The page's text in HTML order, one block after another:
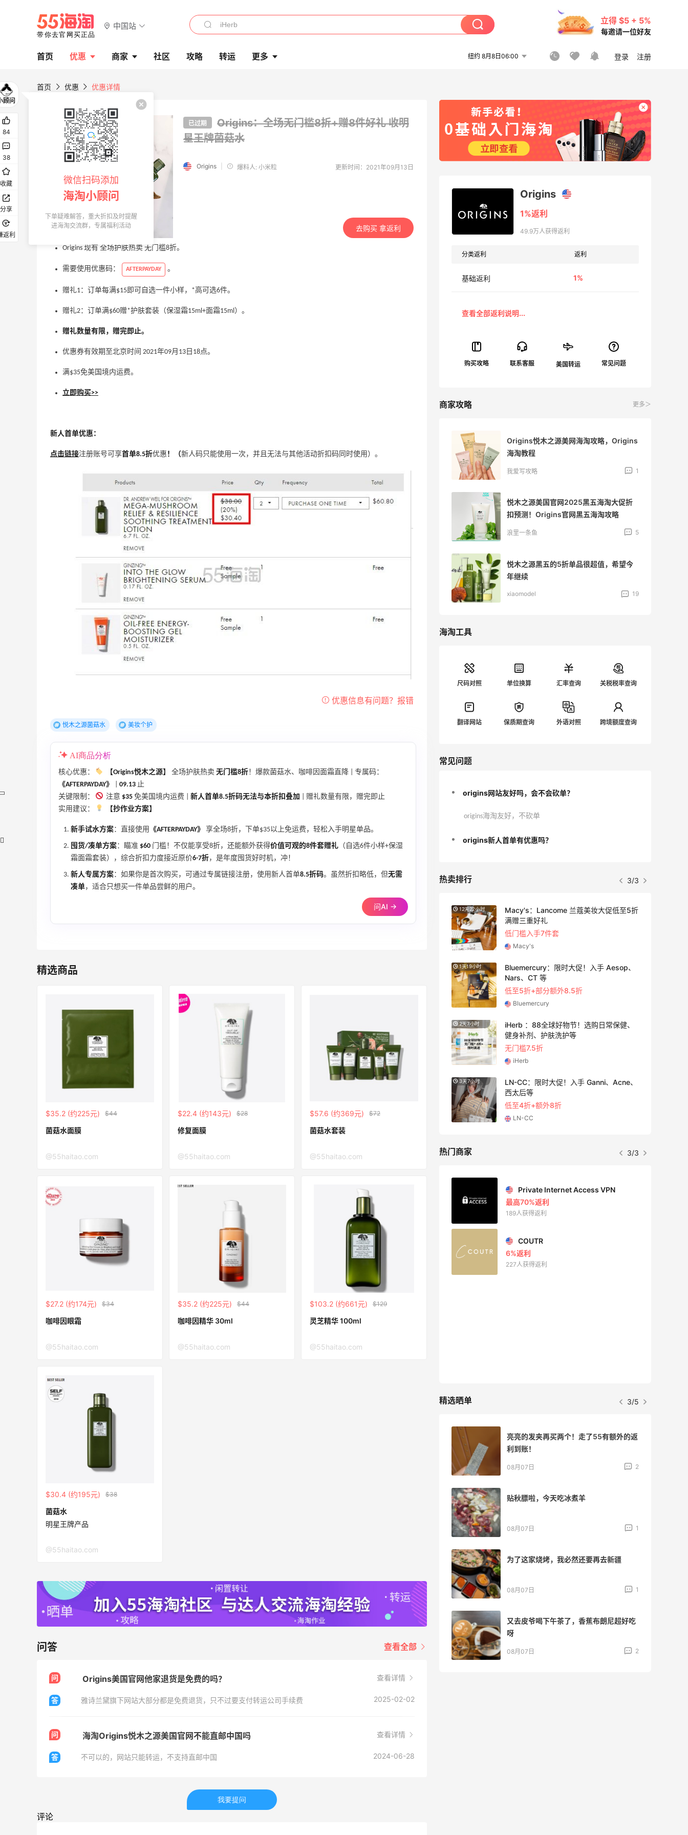
中国站
立得 $5 + 5%
每邀请一位好友
首页 优惠 商家 社区 攻略 转运 更多 纽约 8月8日06:00 登录 注册
首页 优惠 优惠详情
已过期 Origins：全场无门槛8折+赠8件好礼收明
星王牌菌菇水
Origins 爆料人: 小米粒 更新时间：2021年09月13日
去购买 拿返利
Origins 现有 全场护肤热卖 无门槛8折。
需要使用优惠码： AFTERPAYDAY 。
赠礼1：订单每满$15即可自选一件小样，*高可选6件。
赠礼2：订单满$60赠*护肤套装（保湿霜15ml+面霜15ml）。
赠礼数量有限，赠完即止。
优惠券有效期至北京时间 2021年09月13日18点。
满$35免美国境内运费。
立即购买>>
新人首单优惠：
点击链接注册账号可享首单8.5折优惠 ！（新人码只能使用一次，并且无法与其他活动折扣码同时使用）。
悦木之源菌菇水 美妆个护
AI商品分析
核心优惠： 【Origins悦木之源】 全场护肤热卖 无门槛8折！爆款菌菇水、咖啡因面霜直降 | 专属码：
《AFTERPAYDAY》
09.13 止
关键限制：
注意 $35 免美国境内运费 | 新人首单8.5折码无法与本折扣叠加
| 赠礼数量有限，赠完即止
实用建议：
【抄作业方案】
新手试水方案：直接使用 《AFTERPAYDAY》 享全场8折，下单$35以上免运费，轻松入手明星单品。
囤货/凑单方案：瞄准 $60 门槛！不仅能享受8折，还能额外获得价值可观的8件套赠礼 （自选6件小样+保湿
霜面霜套装），综合折扣力度接近原价6-7折，是年度囤货好时机，冲！
新人专属方案：如果你是首次购买，可通过专属链接注册，使用新人首单8.5折码。虽然折扣略低，但无需
凑单，适合只想买一件单品尝鲜的用户。
问AI →
精选商品
$35.2 (约225元) $44
菌菇水面膜
@55haitao.com
$22.4 (约143元) $28
修复面膜
@55haitao.com
$57.6 (约369元) $72
菌菇水套装
@55haitao.com
$27.2 (约174元) $34
咖啡因眼霜
@55haitao.com
$35.2 (约225元) $44
咖啡因精华 30ml
@55haitao.com
$103.2 (约661元) $129
灵芝精华 100ml
@55haitao.com
$30.4 (约195元) $38
菌菇水
明星王牌产品
@55haitao.com
问答 查看全部
问 Origins美国官网他家退货是免费的吗？ 查看详情
答 雅诗兰黛旗下网站大部分都是免费退货，只不过要支付转运公司手续费 2025-02-02
问 海淘Origins悦木之源美国官网不能直邮中国吗 查看详情
答 不可以的，网站只能转运，不支持直邮中国 2024-06-28
我要提问
评论
Origins
1%返利
49.9万人获得返利
分类返利 返利
基础返利 1%
美国转运
商家攻略 更多＞
海淘教程
悦木之源美国官网2025黑五海淘大促折
悦木之源黑五的5折单品很超值，希望今
Origins悦木之源美网海淘攻略，Origins
海淘教程
我爱写攻略 1
悦木之源美国官网2025黑五海淘大促折
扣预测！Origins官网黑五海淘攻略
浪里一条鱼 5
悦木之源黑五的5折单品很超值，希望今
年继续
xiaomodel 19
海淘工具
尺码对照 单位换算 汇率查询 关税税率查询
翻译网站 保质期查询 外语对照 跨境额度查询
常见问题
origins网站友好吗，会不会砍单？
origins海淘友好，不砍单
origins新人首单有优惠吗？
热卖排行 3/3
1天19小时
尺码成人可穿
低至5折
Space NK UK
Suit Negozi：夏季大促！DVN 麂皮运动鞋
1天19小时
Prada、TF 等
满$200享8.5折优惠+部分送好礼
Bloomingdales
Mytheresa：折扣区时尚上新热卖 关注
Mytheresa
12天22小时
Macy's：Lancome 兰蔻美妆大促低至5折
满赠三重好礼
低门槛入手7件套
Macy's
1天19小时
Bluemercury：限时大促！入手 Aesop、
Nars、CT 等
低至5折+部分额外8.5折
Bluemercury
2天7小时
iHerb ：88全球好物节！选购日常保健、
健身补剂、护肤洗护等
无门槛7.5折
iHerb
3天7小时
LN-CC：限时大促！入手 Ganni、Acne、
西太后等
低至4折+额外8折
LN-CC
热门商家 3/3
Biōkreativ
30%返利
54人获得返利
最高2%返利
TIMEBEAM (US)
最高10%返利
285人获得返利
RFM Denim
Private Internet Access VPN
最高70%返利
189人获得返利
COUTR
6%返利
227人获得返利
精选晒单 3/5
淘宝买维达抽纸，给家里囤点货！
08月08日
闪购买李若桃酸奶，2杯很划算！！
08月08日
08月08日 1
美团买黄式壹品汇芋圆，好吃不贵！！
1
京东买戴维贝拉连衣裙，融合中式风很好
亮亮的发夹再买两个！走了55有额外的返
利到账！
08月07日 2
贴秋膘啦，今天吃冰煮羊
08月07日 1
为了这家烧烤，我必然还要再去新疆
08月07日 1
又去皮爷喝下午茶了，香蕉布朗尼超好吃
呀
08月07日 2
84
38
收藏
分享
返利
微信扫码添加
海淘小顾问
下单疑难解答，重大折扣及时提醒
进海淘交流群，专属福利活动